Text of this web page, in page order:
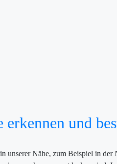
erkennen und
unserer Nähe, zum Beispiel in